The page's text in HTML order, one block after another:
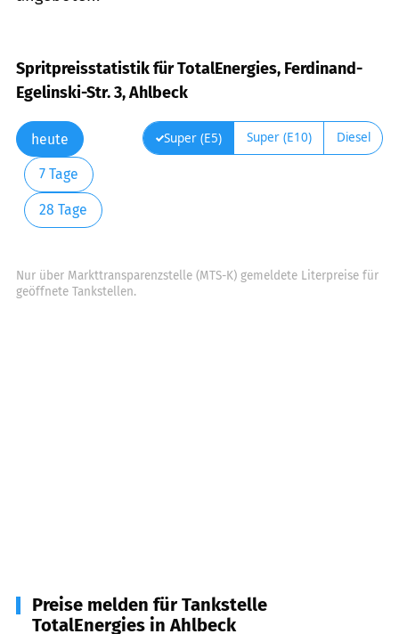
Spritpreisstatistik für TotalEnergies, Ferdinand-
Egelinski-Str. 3, Ahlbeck
heute
7 Tage
28 Tage
Super (E5) Super (E10) Diesel
Nur über Markttransparenzstelle (MTS-K) gemeldete Literpreise für
geöffnete Tankstellen.
Preise melden für Tankstelle
TotalEnergies in Ahlbeck